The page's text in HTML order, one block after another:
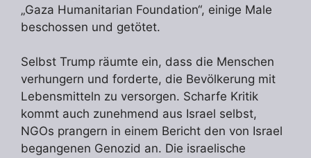
„Gaza Humanitarian Foundation“, einige Male
beschossen und getötet.
Selbst Trump räumte ein, dass die Menschen
verhungern und forderte, die Bevölkerung mit
Lebensmitteln zu versorgen. Scharfe Kritik
kommt auch zunehmend aus Israel selbst,
NGOs prangern in einem Bericht den von Israel
begangenen Genozid an. Die israelische